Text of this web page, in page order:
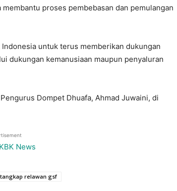
proses pembebasan dan pemulangan
untuk terus memberikan dukungan
dukungan kemanusiaan maupun penyaluran
Dompet Dhuafa, Ahmad Juwaini, di
relawan gsf